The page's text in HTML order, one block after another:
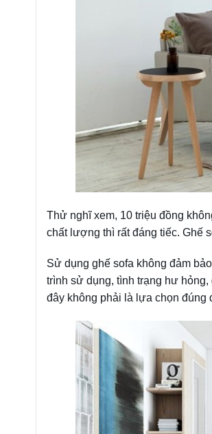
Thử nghĩ xem, 10 triệu đồng
chất lượng thì rất đáng tiếc. Ghế
Sử dụng ghế sofa không đảm
trình sử dụng, tình trạng hư
đây không phải là lựa chọn đúng